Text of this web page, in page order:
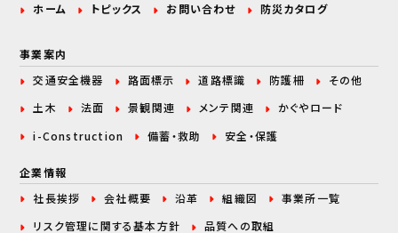
ホーム トピックス お問い合わせ 防災カタログ
事業案内
交通安全機器
路面標示 道路標識 防護柵
その他
土木
法面 景観関連 メンテ関連
かぐやロード
i-Construction
備蓄・救助 安全・保護
企業情報
社長挨拶
会社概要 沿革 組織図
事業所一覧
リスク管理に関する基本方針 品質への取組